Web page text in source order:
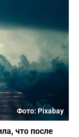
Фото: Pixabay
что после